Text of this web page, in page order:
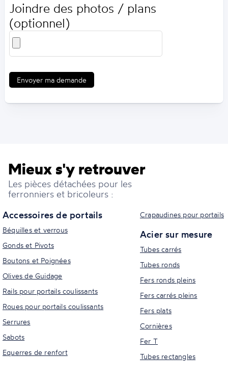
Joindre des photos / plans
(optionnel)
Envoyer ma demande
Mieux s'y retrouver
Les pièces détachées pour les
ferronniers et bricoleurs :
Accessoires de portails
Béquilles et verrous
Gonds et Pivots
Boutons et Poignées
Olives de Guidage
Rails pour portails coulissants
Roues pour portails coulissants
Serrures
Sabots
Equerres de renfort
Crapaudines pour portails
Acier sur mesure
Tubes carrés
Tubes ronds
Fers ronds pleins
Fers carrés pleins
Fers plats
Cornières
Fer T
Tubes rectangles